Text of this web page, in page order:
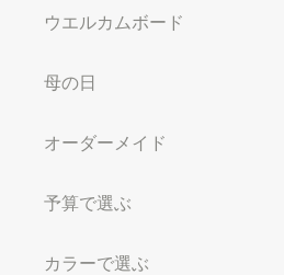
ウエルカムボード
母の日
オーダーメイド
予算で選ぶ
カラーで選ぶ